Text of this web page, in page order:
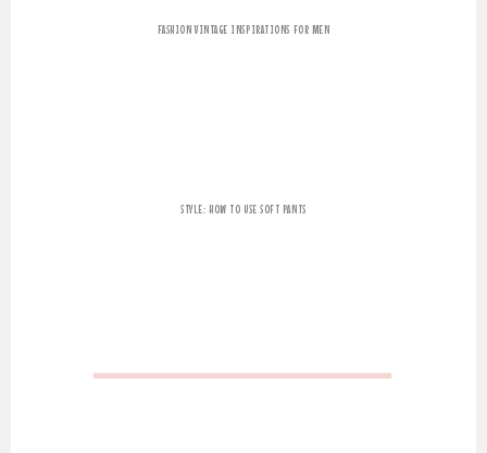
FASHION VINTAGE INSPIRATIONS FOR MEN
STYLE: HOW TO USE SOFT PANTS